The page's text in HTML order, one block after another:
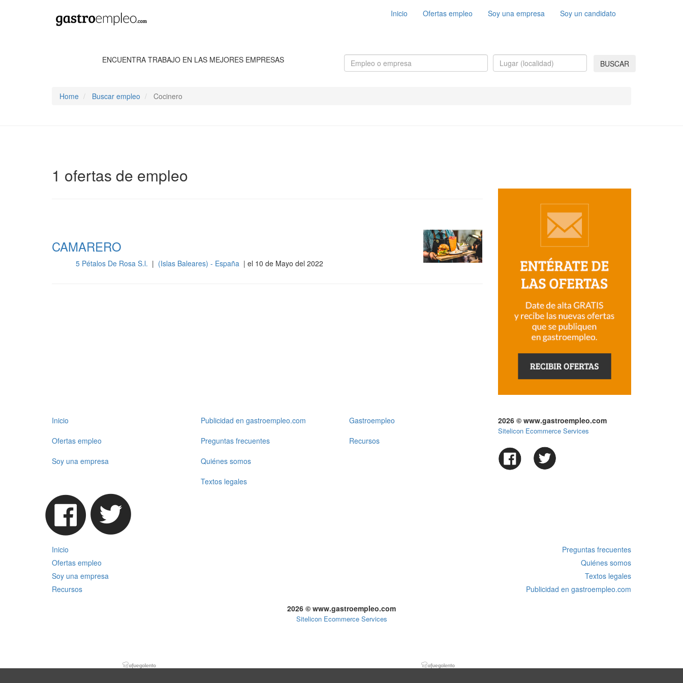
Inicio Ofertas empleo Soy una empresa Soy un candidato
ENCUENTRA TRABAJO EN LAS MEJORES EMPRESAS BUSCAR
Home Buscar empleo Cocinero
1 ofertas de empleo
CAMARERO
5 Pétalos De Rosa S.l. | (Islas Baleares) - España | el 10 de Mayo del 2022
Inicio
Ofertas empleo
Soy una empresa
Publicidad en gastroempleo.com
Preguntas frecuentes
Quiénes somos
Textos legales
Gastroempleo
Recursos
2026 © www.gastroempleo.com
Sitelicon Ecommerce Services
Inicio
Preguntas frecuentes
Ofertas empleo
Quiénes somos
Soy una empresa
Textos legales
Recursos
Publicidad en gastroempleo.com
2026 © www.gastroempleo.com
Sitelicon Ecommerce Services